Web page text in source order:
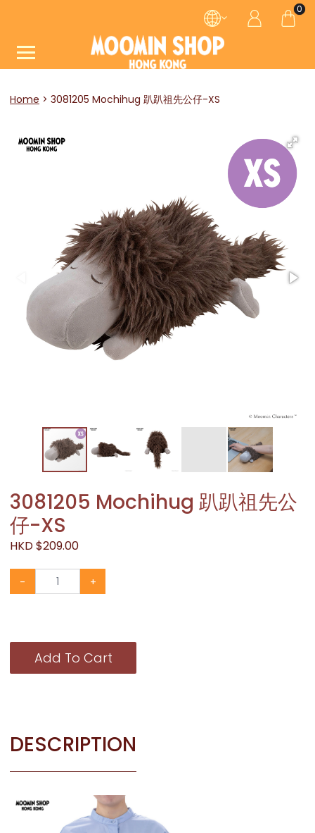
0
Home 3081205 Mochihug 趴趴祖先公仔-XS
3081205 Mochihug 趴趴祖先公
仔-XS
HKD $209.00
- +
Add To Cart
DESCRIPTION